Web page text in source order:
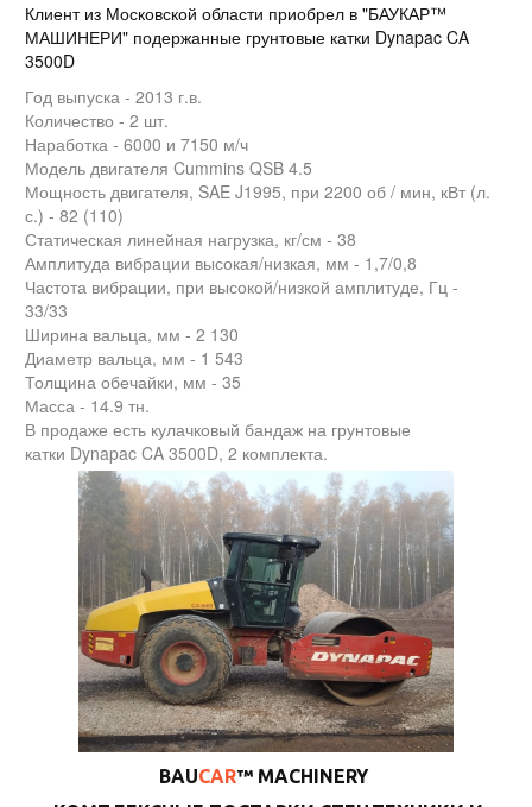
Клиент из Московской области приобрел в "БАУКАР™
МАШИНЕРИ" подержанные грунтовые катки Dynapac CA
3500D
Год выпуска - 2013 г.в.
Количество - 2 шт.
Наработка - 6000 и 7150 м/ч
Модель двигателя Cummins QSB 4.5
Мощность двигателя, SAE J1995, при 2200 об / мин, кВт (л.
с.) - 82 (110)
Статическая линейная нагрузка, кг/см - 38
Амплитуда вибрации высокая/низкая, мм - 1,7/0,8
Частота вибрации, при высокой/низкой амплитуде, Гц -
33/33
Ширина вальца, мм - 2 130
Диаметр вальца, мм - 1 543
Толщина обечайки, мм - 35
Масса - 14.9 тн.
В продаже есть кулачковый бандаж на грунтовые
катки Dynapac CA 3500D, 2 комплекта.
BAUCAR™ MACHINERY